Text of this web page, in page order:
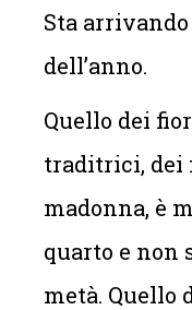
Sta arrivando
dell’anno.
Quello dei
traditrici, dei
madonna, è
quarto e non
metà. Quello